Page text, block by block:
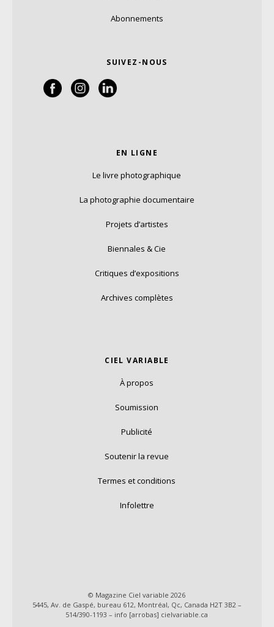
Abonnements
SUIVEZ-NOUS
EN LIGNE
Le livre photographique
La photographie documentaire
Projets d’artistes
Biennales & Cie
Critiques d’expositions
Archives complètes
CIEL VARIABLE
À propos
Soumission
Publicité
Soutenir la revue
Termes et conditions
Infolettre
© Magazine Ciel variable 2026
5445, Av. de Gaspé, bureau 612, Montréal, Qc, Canada H2T 3B2 –
514/390-1193 – info [arrobas] cielvariable.ca